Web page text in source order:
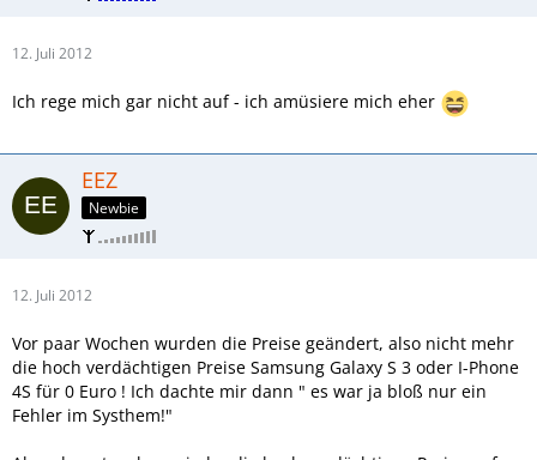
12. Juli 2012
Ich rege mich gar nicht auf - ich amüsiere mich eher
EEZ
Newbie
12. Juli 2012
Vor paar Wochen wurden die Preise geändert, also nicht mehr
die hoch verdächtigen Preise Samsung Galaxy S 3 oder I-Phone
4S für 0 Euro ! Ich dachte mir dann " es war ja bloß nur ein
Fehler im Systhem!"